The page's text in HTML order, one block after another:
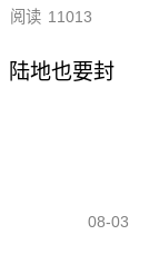
阅读 11013
陆地也要封
08-03